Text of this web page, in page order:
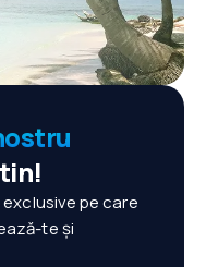
pe care
te și